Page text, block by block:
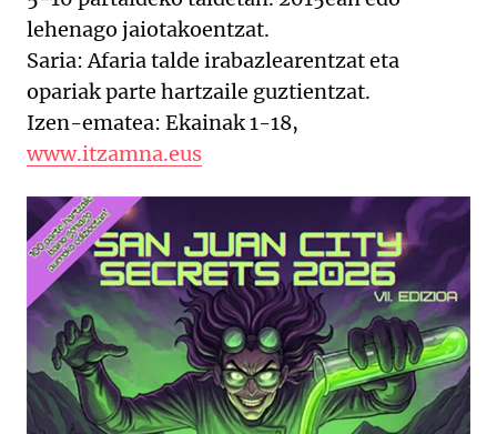
lehenago jaiotakoentzat.
Saria: Afaria talde irabazlearentzat eta
opariak parte hartzaile guztientzat.
Izen-ematea: Ekainak 1-18,
www.itzamna.eus